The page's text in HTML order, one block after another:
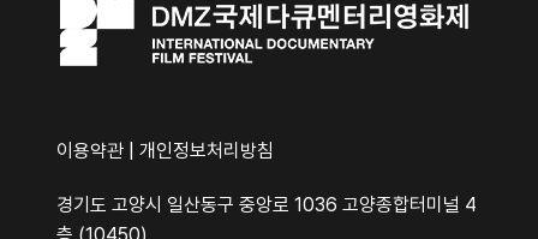
이용약관 개인정보처리방침
경기도 고양시 일산동구 중앙로 1036 고양종합터미널 4